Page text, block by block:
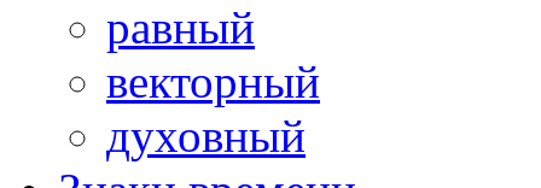
равный
векторный
духовный